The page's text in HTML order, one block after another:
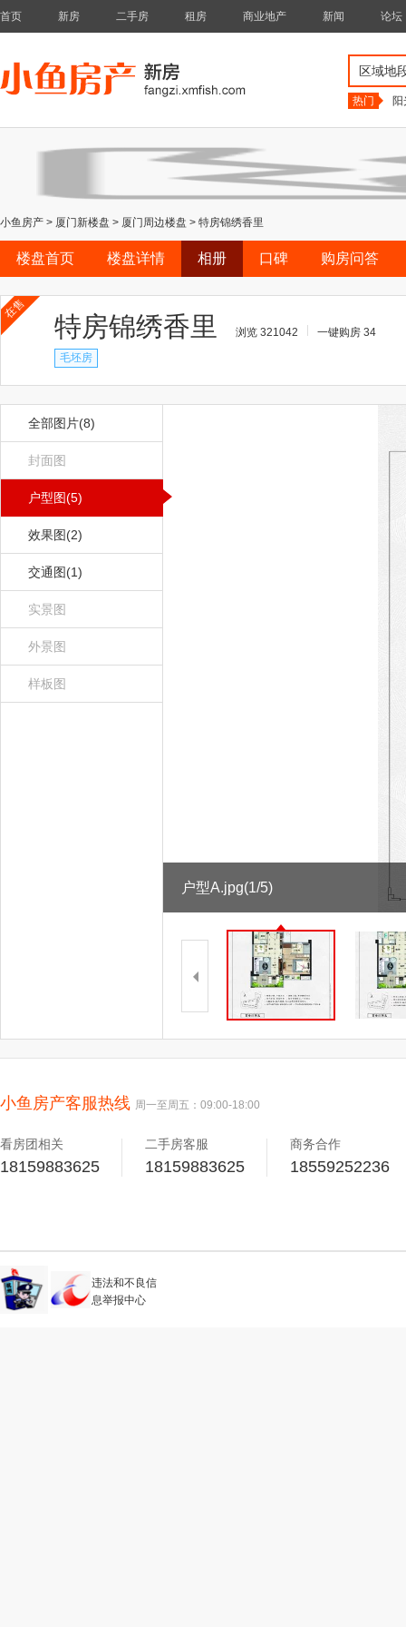
首页 新房 二手房 租房 商业地产 新闻 论坛
区域地
热门
小鱼房产 > 厦门新楼盘 > 厦门周边楼盘 > 特房锦绣香里
楼盘首页 楼盘详情 相册 口碑 购房问答
在售
特房锦绣香里 浏览 321042
一键购房 34
毛坯房
全部图片(8)
封面图
户型图(5)
效果图(2)
交通图(1)
实景图
外景图
样板图
户型A.jpg(1/5)
小鱼房产客服热线 周一至周五：09:00-18:00
看房团相关
18159883625
二手房客服
18159883625
商务合作
18559252236
违法和不良信
息举报中心